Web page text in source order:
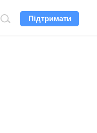
Підтримати
Пошук